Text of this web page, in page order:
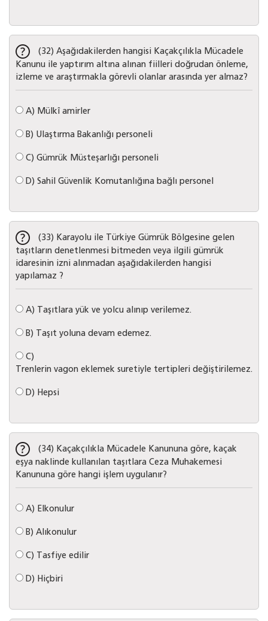
(32) Aşağıdakilerden hangisi Kaçakçılıkla Mücadele
Kanunu ile yaptırım altına alınan fiilleri doğrudan önleme,
izleme ve araştırmakla görevli olanlar arasında yer almaz?
A) Mülkî amirler
B) Ulaştırma Bakanlığı personeli
C) Gümrük Müsteşarlığı personeli
D) Sahil Güvenlik Komutanlığına bağlı personel
(33) Karayolu ile Türkiye Gümrük Bölgesine gelen
taşıtların denetlenmesi bitmeden veya ilgili gümrük
idaresinin izni alınmadan aşağıdakilerden hangisi
yapılamaz ?
A) Taşıtlara yük ve yolcu alınıp verilemez.
B) Taşıt yoluna devam edemez.
C)
Trenlerin vagon eklemek suretiyle tertipleri değiştirilemez.
D) Hepsi
(34) Kaçakçılıkla Mücadele Kanununa göre, kaçak
eşya naklinde kullanılan taşıtlara Ceza Muhakemesi
Kanununa göre hangi işlem uygulanır?
A) Elkonulur
B) Alıkonulur
C) Tasfiye edilir
D) Hiçbiri